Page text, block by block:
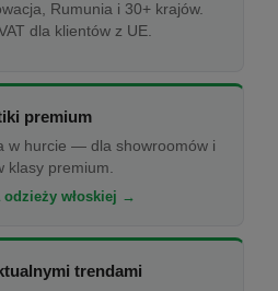
Rumunia i 30+ krajów.
dla klientów z UE.
premium
w hurcie — dla showroomów i
klasy premium.
odzieży włoskiej →
trendami